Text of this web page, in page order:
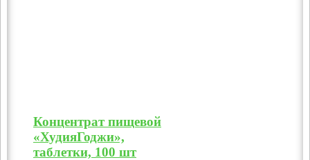
Концентрат пищевой
«ХудияГоджи»,
таблетки, 100 шт